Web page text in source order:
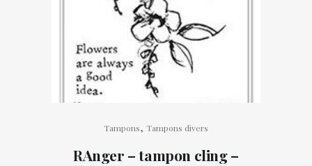
Tampons, Tampons divers
RAnger – tampon cling –